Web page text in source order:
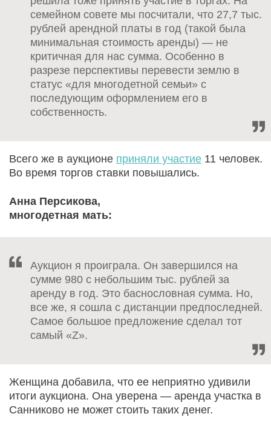
семейном совете мы посчитали, что 27,7 тыс.
рублей арендной платы в год (такой была
минимальная стоимость аренды) — не
критичная для нас сумма. Особенно в
разрезе перспективы перевести землю в
статус «для многодетной семьи» с
последующим оформлением его в
собственность.
Всего же в аукционе приняли участие 11 человек.
Во время торгов ставки повышались.
Анна Персикова,
многодетная мать:
Аукцион я проиграла. Он завершился на
сумме 980 с небольшим тыс. рублей за
аренду в год. Это баснословная сумма. Но,
все же, я сошла с дистанции предпоследней.
Самое большое предложение сделал тот
самый «Z».
Женщина добавила, что ее неприятно удивили
итоги аукциона. Она уверена — аренда участка в
Санниково не может стоить таких денег.